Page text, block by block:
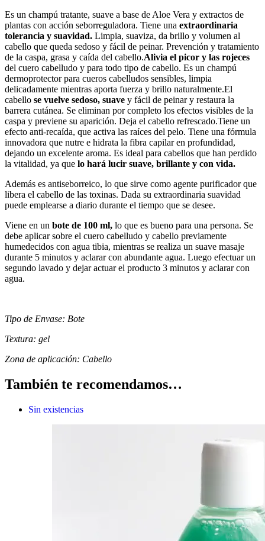
cantidad
Es un champú tratante, suave a base de Aloe Vera y extractos de
plantas con acción seborreguladora. Tiene una extraordinaria
tolerancia y suavidad. Limpia, suaviza, da brillo y volumen al
cabello que queda sedoso y fácil de peinar. Prevención y tratamiento
de la caspa, grasa y caída del cabello.Alivia el picor y las rojeces
del cuero cabelludo y para todo tipo de cabello. Es un champú
dermoprotector para cueros cabelludos sensibles, limpia
delicadamente mientras aporta fuerza y brillo naturalmente.El
cabello se vuelve sedoso, suave y fácil de peinar y restaura la
barrera cutánea. Se eliminan por completo los efectos visibles de la
caspa y previene su aparición. Deja el cabello refrescado.Tiene un
efecto anti-recaída, que activa las raíces del pelo. Tiene una fórmula
innovadora que nutre e hidrata la fibra capilar en profundidad,
dejando un excelente aroma. Es ideal para cabellos que han perdido
la vitalidad, ya que lo hará lucir suave, brillante y con vida.
Además es antiseborreico, lo que sirve como agente purificador que
libera el cabello de las toxinas. Dada su extraordinaria suavidad
puede emplearse a diario durante el tiempo que se desee.
Viene en un bote de 100 ml, lo que es bueno para una persona. Se
debe aplicar sobre el cuero cabelludo y cabello previamente
humedecidos con agua tibia, mientras se realiza un suave masaje
durante 5 minutos y aclarar con abundante agua. Luego efectuar un
segundo lavado y dejar actuar el producto 3 minutos y aclarar con
agua.
Tipo de Envase: Bote
Textura: gel
Zona de aplicación: Cabello
También te recomendamos…
Sin existencias